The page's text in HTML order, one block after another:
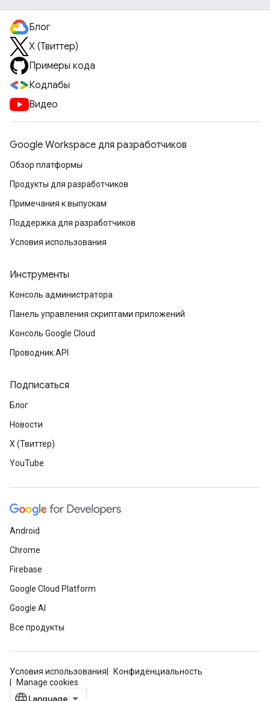
Блог
X (Твиттер)
Примеры кода
Кодлабы
Видео
Google Workspace для разработчиков
Обзор платформы
Продукты для разработчиков
Примечания к выпускам
Поддержка для разработчиков
Условия использования
Инструменты
Консоль администратора
Панель управления скриптами приложений
Консоль Google Cloud
Проводник API
Подписаться
Блог
Новости
X (Твиттер)
YouTube
Android
Chrome
Firebase
Google Cloud Platform
Google AI
Все продукты
Условия использования
Конфиденциальность
Manage cookies